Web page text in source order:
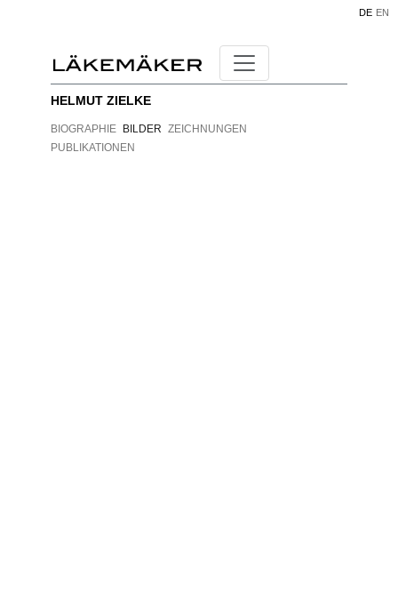
DE EN
HELMUT ZIELKE
BIOGRAPHIE BILDER ZEICHNUNGEN
PUBLIKATIONEN